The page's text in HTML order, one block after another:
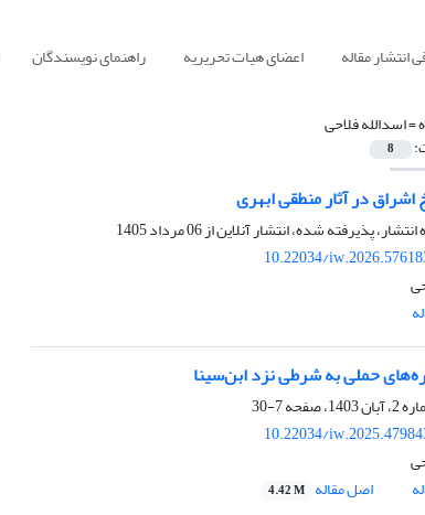
انتشار مقاله اعضای هیات تحریریه راهنمای نویسندگان
=اسدالله فلاحی
8
در آثار منطقی ابهری
انتشار، پذیرفته شده، انتشار آنلاین از06 مرداد 1405
10.22034/
حملی به شرطی نزد ابن‌سینا
7-30
10.22034/
اصل مقاله 4.42 M